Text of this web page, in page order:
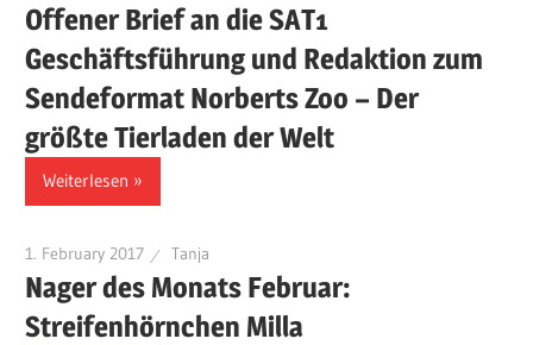
Offener Brief an die SAT1
Geschäftsführung und Redaktion zum
Sendeformat Norberts Zoo – Der
größte Tierladen der Welt
Weiterlesen
1. February 2017 Tanja
Nager des Monats Februar:
Streifenhörnchen Milla